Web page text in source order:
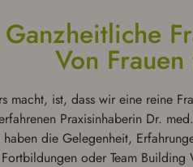
Ganzheitliche
Von
macht, ist, dass wir eine reine
Prax­is­in­hab­erin Dr.
die Gele­gen­heit,
oder Team